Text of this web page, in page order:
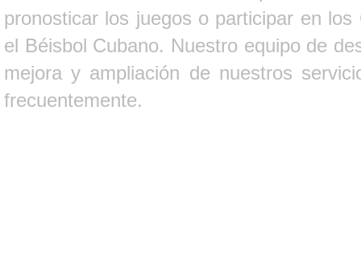
pronosticar los juegos o participar en
el Béisbol Cubano. Nuestro equipo de
mejora y ampliación de nuestros
frecuentemente.